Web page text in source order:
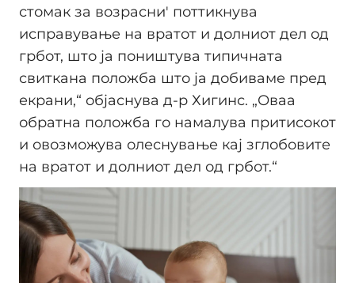
стомак за возрасни' поттикнува
исправување на вратот и долниот дел од
грбот, што ја поништува типичната
свиткана положба што ја добиваме пред
екрани,“ објаснува д-р Хигинс. „Оваа
обратна положба го намалува притисокот
и овозможува олеснување кај зглобовите
на вратот и долниот дел од грбот.“